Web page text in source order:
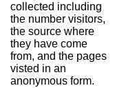
collected including
the number visitors,
the source where
they have come
from, and the pages
visted in an
anonymous form.